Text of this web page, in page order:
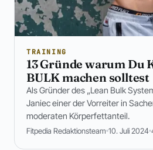
TRAINING
13 Gründe warum Du
BULK machen solltest
Als Gründer des „Lean Bulk
Janiec einer der Vorreiter in
moderaten Körperfettanteil.
Fitpedia Redaktionsteam 10. Juli 2024